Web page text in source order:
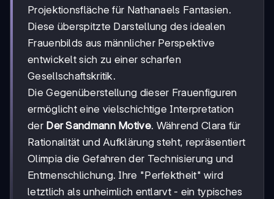
Projektionsfläche für Nathanaels Fantasien.
Diese überspitzte Darstellung des idealen
Frauenbilds aus männlicher Perspektive
entwickelt sich zu einer scharfen
Gesellschaftskritik.
Die Gegenüberstellung dieser Frauenfiguren
ermöglicht eine vielschichtige Interpretation
der Der Sandmann Motive. Während Clara für
Rationalität und Aufklärung steht, repräsentiert
Olimpia die Gefahren der Technisierung und
Entmenschlichung. Ihre "Perfektheit" wird
letztlich als unheimlich entlarvt - ein typisches